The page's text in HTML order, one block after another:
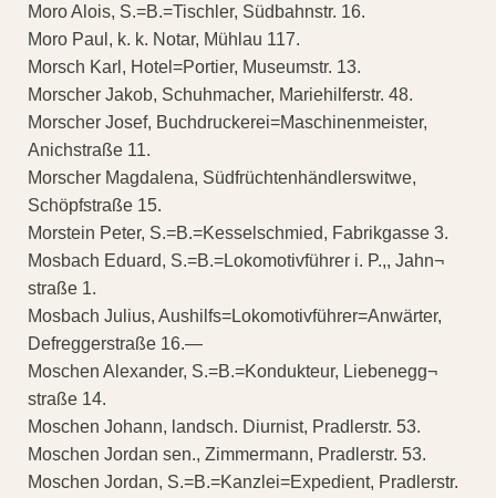
Moro Alois, S.=B.=Tischler, Südbahnstr. 16.
Moro Paul, k. k. Notar, Mühlau 117.
Morsch Karl, Hotel=Portier, Museumstr. 13.
Morscher Jakob, Schuhmacher, Mariehilferstr. 48.
Morscher Josef, Buchdruckerei=Maschinenmeister,
Anichstraße 11.
Morscher Magdalena, Südfrüchtenhändlerswitwe,
Schöpfstraße 15.
Morstein Peter, S.=B.=Kesselschmied, Fabrikgasse 3.
Mosbach Eduard, S.=B.=Lokomotivführer i. P.,, Jahn¬
straße 1.
Mosbach Julius, Aushilfs=Lokomotivführer=Anwärter,
Defreggerstraße 16.—
Moschen Alexander, S.=B.=Kondukteur, Liebenegg¬
straße 14.
Moschen Johann, landsch. Diurnist, Pradlerstr. 53.
Moschen Jordan sen., Zimmermann, Pradlerstr. 53.
Moschen Jordan, S.=B.=Kanzlei=Expedient, Pradlerstr.